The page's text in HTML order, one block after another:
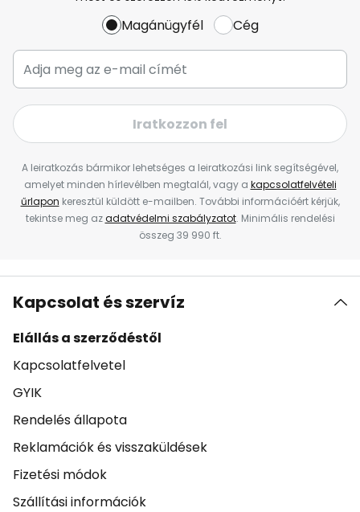
Magánügyfél Cég
Iratkozzon fel
A leiratkozás bármikor lehetséges a leiratkozási link segítségével,
amelyet minden hírlevélben megtalál, vagy a kapcsolatfelvételi
űrlapon keresztül küldött e-mailben. További információért kérjük,
tekintse meg azadatvédelmi szabályzatot. Minimális rendelési
összeg 39 990 ft.
Kapcsolat és szervíz
Elállás a szerződéstől
Kapcsolatfelvetel
GYIK
Rendelés állapota
Reklamációk és visszaküldések
Fizetési módok
Szállítási információk